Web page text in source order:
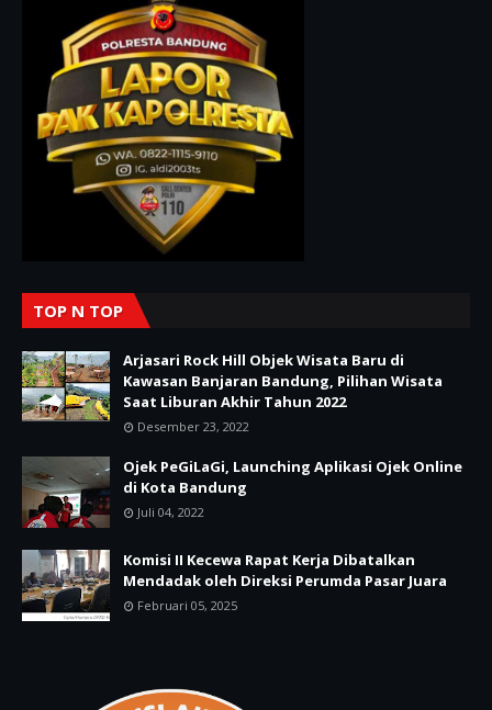
TOP N TOP
Arjasari Rock Hill Objek Wisata Baru di
Kawasan Banjaran Bandung, Pilihan Wisata
Saat Liburan Akhir Tahun 2022
Desember 23, 2022
Ojek PeGiLaGi, Launching Aplikasi Ojek Online
di Kota Bandung
Juli 04, 2022
Komisi II Kecewa Rapat Kerja Dibatalkan
Mendadak oleh Direksi Perumda Pasar Juara
Februari 05, 2025